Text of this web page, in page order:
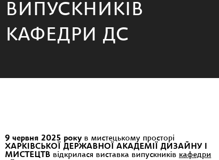
ВИПУСКНИКІВ
КАФЕДРИ ДС
9 червня 2025 рокув мистецькому просторі
ХАРКІВСЬКОЇ ДЕРЖАВНОЇ АКАДЕМІЇ ДИЗАЙНУ І
МИСТЕЦТВ відкрилася виставка випускників кафедри